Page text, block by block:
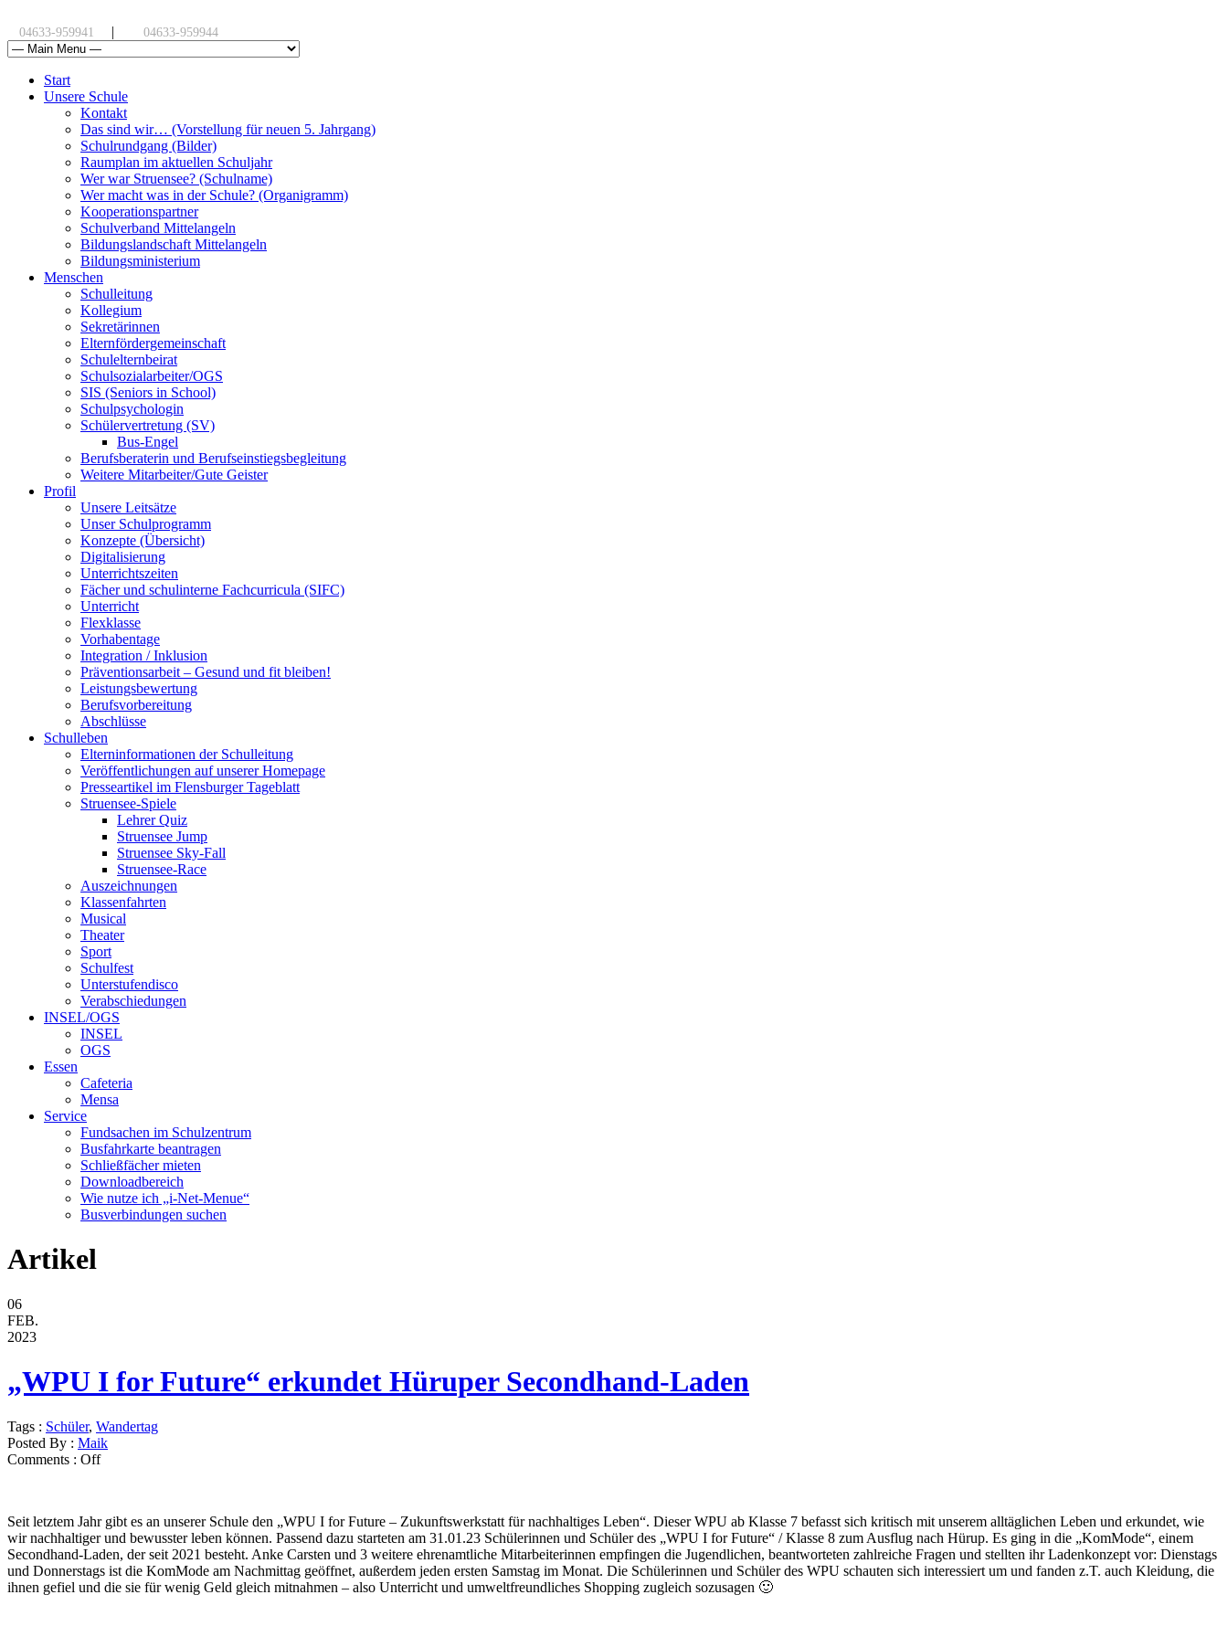
04633-959941 | 04633-959944
Start
Unsere Schule
Kontakt
Das sind wir… (Vorstellung für neuen 5. Jahrgang)
Schulrundgang (Bilder)
Raumplan im aktuellen Schuljahr
Wer war Struensee? (Schulname)
Wer macht was in der Schule? (Organigramm)
Kooperationspartner
Schulverband Mittelangeln
Bildungslandschaft Mittelangeln
Bildungsministerium
Menschen
Schulleitung
Kollegium
Sekretärinnen
Elternfördergemeinschaft
Schulelternbeirat
Schulsozialarbeiter/OGS
SIS (Seniors in School)
Schulpsychologin
Schülervertretung (SV)
Bus-Engel
Berufsberaterin und Berufseinstiegsbegleitung
Weitere Mitarbeiter/Gute Geister
Profil
Unsere Leitsätze
Unser Schulprogramm
Konzepte (Übersicht)
Digitalisierung
Unterrichtszeiten
Fächer und schulinterne Fachcurricula (SIFC)
Unterricht
Flexklasse
Vorhabentage
Integration / Inklusion
Präventionsarbeit – Gesund und fit bleiben!
Leistungsbewertung
Berufsvorbereitung
Abschlüsse
Schulleben
Elterninformationen der Schulleitung
Veröffentlichungen auf unserer Homepage
Presseartikel im Flensburger Tageblatt
Struensee-Spiele
Lehrer Quiz
Struensee Jump
Struensee Sky-Fall
Struensee-Race
Auszeichnungen
Klassenfahrten
Musical
Theater
Sport
Schulfest
Unterstufendisco
Verabschiedungen
INSEL/OGS
INSEL
OGS
Essen
Cafeteria
Mensa
Service
Fundsachen im Schulzentrum
Busfahrkarte beantragen
Schließfächer mieten
Downloadbereich
Wie nutze ich „i-Net-Menue“
Busverbindungen suchen
Artikel
06
FEB.
2023
„WPU I for Future“ erkundet Hüruper Secondhand-Laden
Tags : Schüler, Wandertag
Posted By : Maik
Comments : Off
Seit letztem Jahr gibt es an unserer Schule den „WPU I for Future – Zukunftswerkstatt für nachhaltiges Leben“. Dieser WPU ab Klasse 7 befasst sich kritisch mit unserem alltäglichen Leben und erkundet, wie
wir nachhaltiger und bewusster leben können. Passend dazu starteten am 31.01.23 Schülerinnen und Schüler des „WPU I for Future“ / Klasse 8 zum Ausflug nach Hürup. Es ging in die „KomMode“, einem
Secondhand-Laden, der seit 2021 besteht. Anke Carsten und 3 weitere ehrenamtliche Mitarbeiterinnen empfingen die Jugendlichen, beantworteten zahlreiche Fragen und stellten ihr Ladenkonzept vor: Dienstags
und Donnerstags ist die KomMode am Nachmittag geöffnet, außerdem jeden ersten Samstag im Monat. Die Schülerinnen und Schüler des WPU schauten sich interessiert um und fanden z.T. auch Kleidung, die
ihnen gefiel und die sie für wenig Geld gleich mitnahmen – also Unterricht und umweltfreundliches Shopping zugleich sozusagen 🙂